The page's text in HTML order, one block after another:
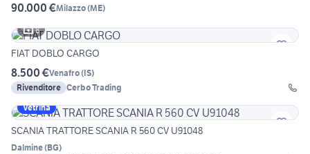
90.000 €Milazzo(ME)
8
FIAT DOBLO CARGO
8.500 €Venafro(IS)
Rivenditore Cerbo Trading
Vetrina
SCANIA TRATTORE SCANIA R 560 CV U91048
Dalmine(BG)